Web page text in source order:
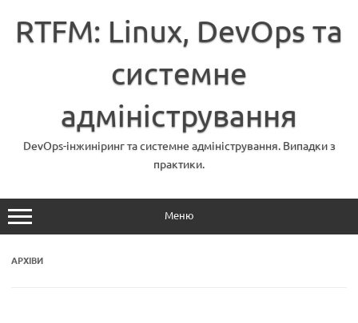
вмістуRTFM: Linux, DevOps та
системне
адміністрування
DevOps-інжиніринг та системне адміністрування. Випадки з
практики.
Меню
АРХІВИ